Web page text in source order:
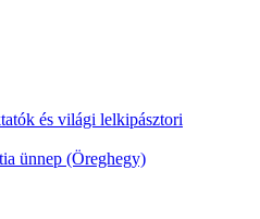
és világi lelkipásztori
ünnep (Öreghegy)